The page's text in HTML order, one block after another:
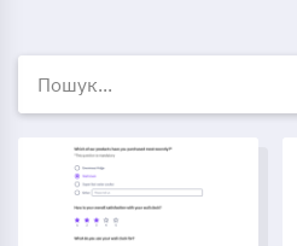
Безкоштовні
Шаблон відгуків про